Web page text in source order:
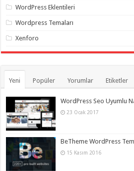
WordPress Eklentileri
Wordpress Temaları
Xenforo
Yeni Popüler Yorumlar Etiketler
WordPress Seo Uyumlu
23 Ocak 2017
BeTheme WordPress
15 Kasım 2016